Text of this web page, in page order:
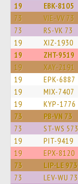
19 EBK-8105
73 VIE-VV 73
73 RS-VK 73
19 XIZ-1930
19 ZHT-9519
19 XAY-2191
19 EPK-6887
19 MIX-7407
19 KYP-1776
73 PB-VN 73
73 ST-WS 573
19 PIT-9419
19 EPX-8120
73 LIP-LE 973
73 LEV-WU 73